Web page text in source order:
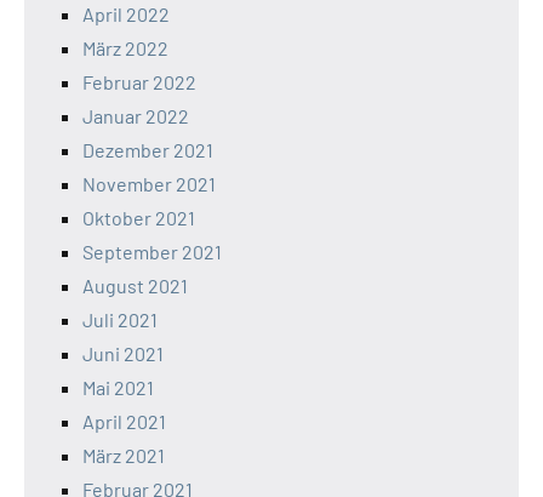
April 2022
März 2022
Februar 2022
Januar 2022
Dezember 2021
November 2021
Oktober 2021
September 2021
August 2021
Juli 2021
Juni 2021
Mai 2021
April 2021
März 2021
Februar 2021